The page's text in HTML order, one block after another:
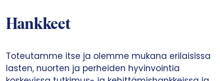
Hankkeet
Toteutamme itse ja olemme mukana erilaisissa
lasten, nuorten ja perheiden hyvinvointia